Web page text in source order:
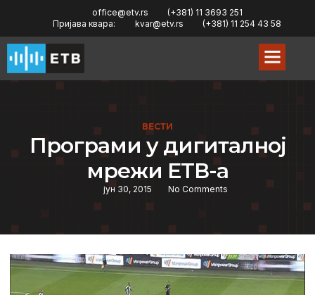
office@etv.rs
(+381) 11 3693 251
Пријава квара:
kvar@etv.rs (+381) 11 254 43 58
ВЕСТИ
Програми у дигиталној
мрежи ЕТВ-а
јун 30, 2015 No Comments